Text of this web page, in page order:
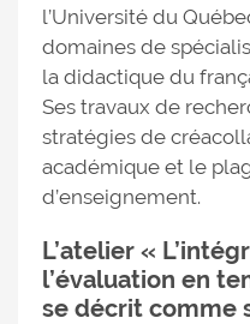
l’Université du
domaines de
la didactique du
Ses travaux de
stratégies de
académique et le
d’enseignement.
L’atelier «
l’évaluation en
se décrit comme